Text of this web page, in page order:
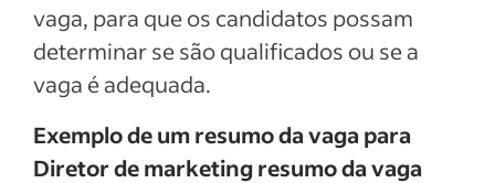
vaga, para que os candidatos possam
determinar se são qualificados ou se a
vaga é adequada.
Exemplo de um resumo da vaga para
Diretor de marketing resumo da vaga